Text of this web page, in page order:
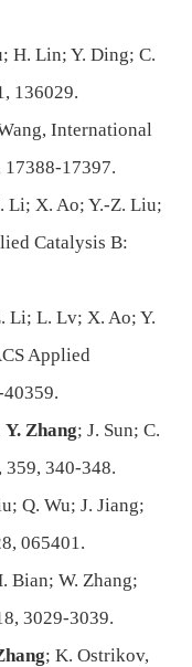
H. Lin; Y. Ding; C.
, 136029.
International
17388-17397.
Li; X. Ao; Y.-Z. Liu;
Catalysis B:
Li; L. Lv; X. Ao; Y.
Applied
Y. Zhang; J. Sun; C.
359, 340-348.
Q. Wu; J. Jiang;
, 065401.
Bian; W. Zhang;
, 3029-3039.
; K. Ostrikov,